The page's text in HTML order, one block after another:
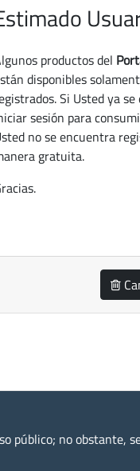
productos del
disponibles
Si Usted ya
sesión para
no se encuentra
gratuita.
público; no obstante,